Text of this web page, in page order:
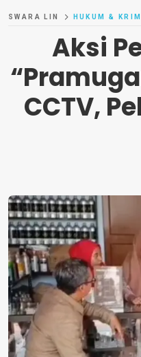
SWARA LIN HUKUM &
Aksi
CCTV,